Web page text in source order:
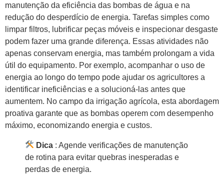
manutenção da eficiência das bombas de água e na
redução do desperdício de energia. Tarefas simples como
limpar filtros, lubrificar peças móveis e inspecionar desgaste
podem fazer uma grande diferença. Essas atividades não
apenas conservam energia, mas também prolongam a vida
útil do equipamento. Por exemplo, acompanhar o uso de
energia ao longo do tempo pode ajudar os agricultores a
identificar ineficiências e a solucioná-las antes que
aumentem. No campo da irrigação agrícola, esta abordagem
proativa garante que as bombas operem com desempenho
máximo, economizando energia e custos.
Dica : Agende verificações de manutenção
de rotina para evitar quebras inesperadas e
perdas de energia.